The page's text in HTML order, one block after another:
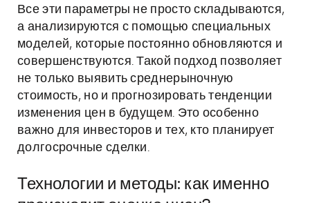
Все эти параметры не просто складываются,
а анализируются с помощью специальных
моделей, которые постоянно обновляются и
совершенствуются. Такой подход позволяет
не только выявить среднерыночную
стоимость, но и прогнозировать тенденции
изменения цен в будущем. Это особенно
важно для инвесторов и тех, кто планирует
долгосрочные сделки.
Технологии и методы: как именно